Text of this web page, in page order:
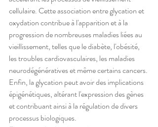
cellulaire. Cette association entre glycation et
oxydation contribue à l'apparition et à la
progression de nombreuses maladies liées au
vieillissement, telles que le diabète, l'obésité,
les troubles cardiovasculaires, les maladies
neurodégénératives et même certains cancers.
Enfin, la glycation peut avoir des implications
épigénétiques, altérant l'expression des gènes
et contribuant ainsi à la régulation de divers
processus biologiques.